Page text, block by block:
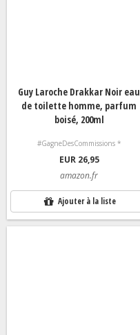
Guy Laroche Drakkar Noir eau
de toilette homme, parfum
boisé, 200ml
#GagneDesCommissions *
EUR 26,95
amazon.fr
Ajouter à la liste